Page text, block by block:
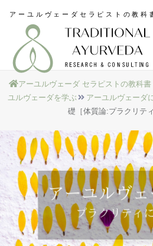
アーユルヴェーダ セラピストの教科
ユルヴェーダを学ぶ
アーユルヴェーダ
礎［体質論:プラクリテ